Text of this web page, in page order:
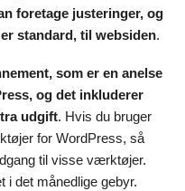
foretage justeringer, og
standard, til websiden.
som er en anelse
og det inkluderer
udgift. Hvis du bruger
for WordPress, så
til visse værktøjer.
det månedlige gebyr.